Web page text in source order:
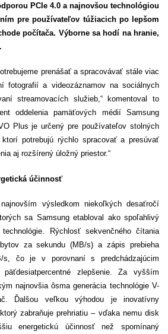
PCIe 4.0 a najnovšou technológiou
pre používateľov túžiacich po lepšom
počítača. Výborne sa hodí na hranie,
prenášať a spracovávať stále viac
fotografií a videozáznamov na sociálnych
streamovacích služieb,“ komentoval to
oddelenia pamäťových médií Samsung
Plus je určený pre používateľov stolných
potrebujú rýchlo spracovať a presúvať
aj rozšírený úložný priestor.“
účinnosť
výsledkom niekoľkých desaťročí
sa Samsung etabloval ako spoľahlivý
Rýchlosť sekvenčného čítania
za sekundu (MB/s) a zápis prebieha
s, čo je v porovnaní s predchádzajúcim
zlepšenie. Za vyšším
najnovšia ôsma generácia technológie V-
Ďalšou veľkou výhodou je inovatívny
zabraňuje prehriatiu – vďaka nemu disk
energetickú účinnosť než spomínaný